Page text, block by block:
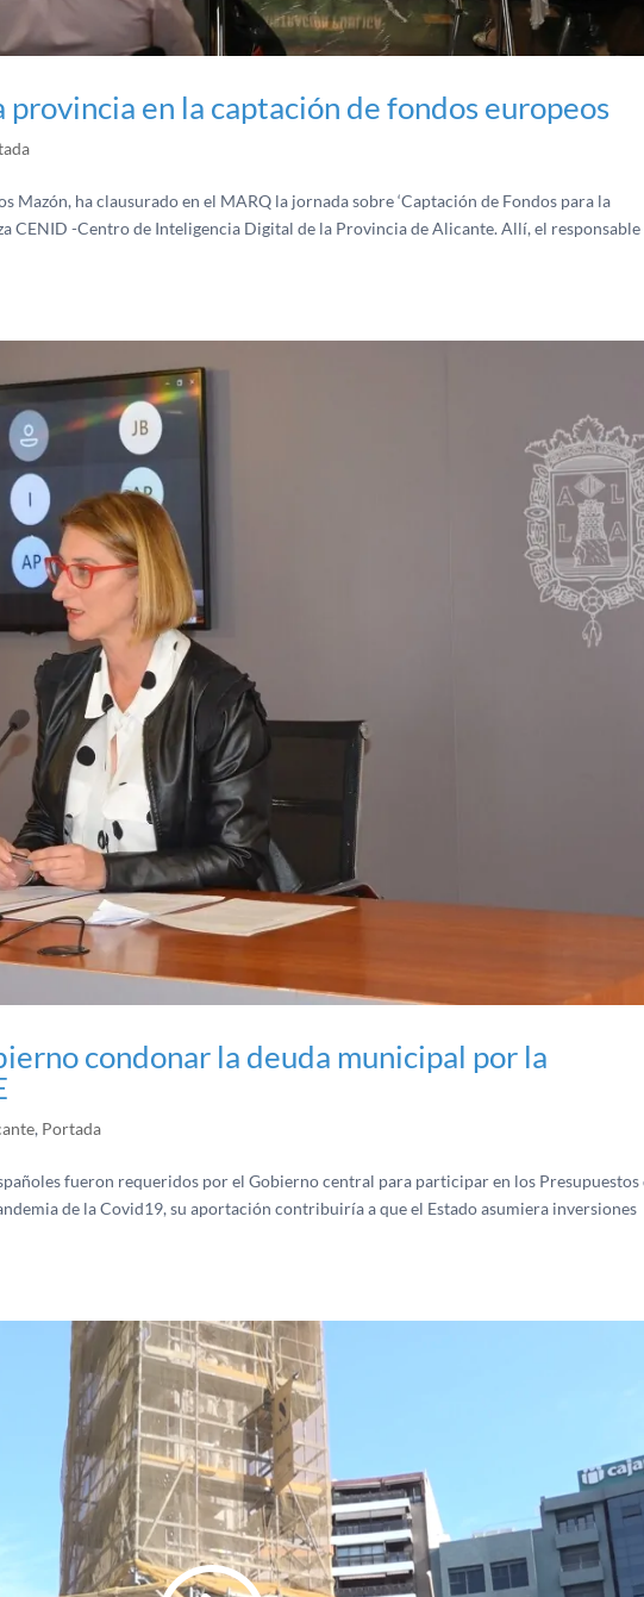
provincia en la captación de fondos europeos
Mazón, ha clausurado en el MARQ la jornada sobre ‘Captación de Fondos para la
CENID -Centro de Inteligencia Digital de la Provincia de Alicante. Allí, el responsable
condonar la deuda municipal por la
, Portada
fueron requeridos por el Gobierno central para participar en los Presupuestos
de la Covid19, su aportación contribuiría a que el Estado asumiera inversiones